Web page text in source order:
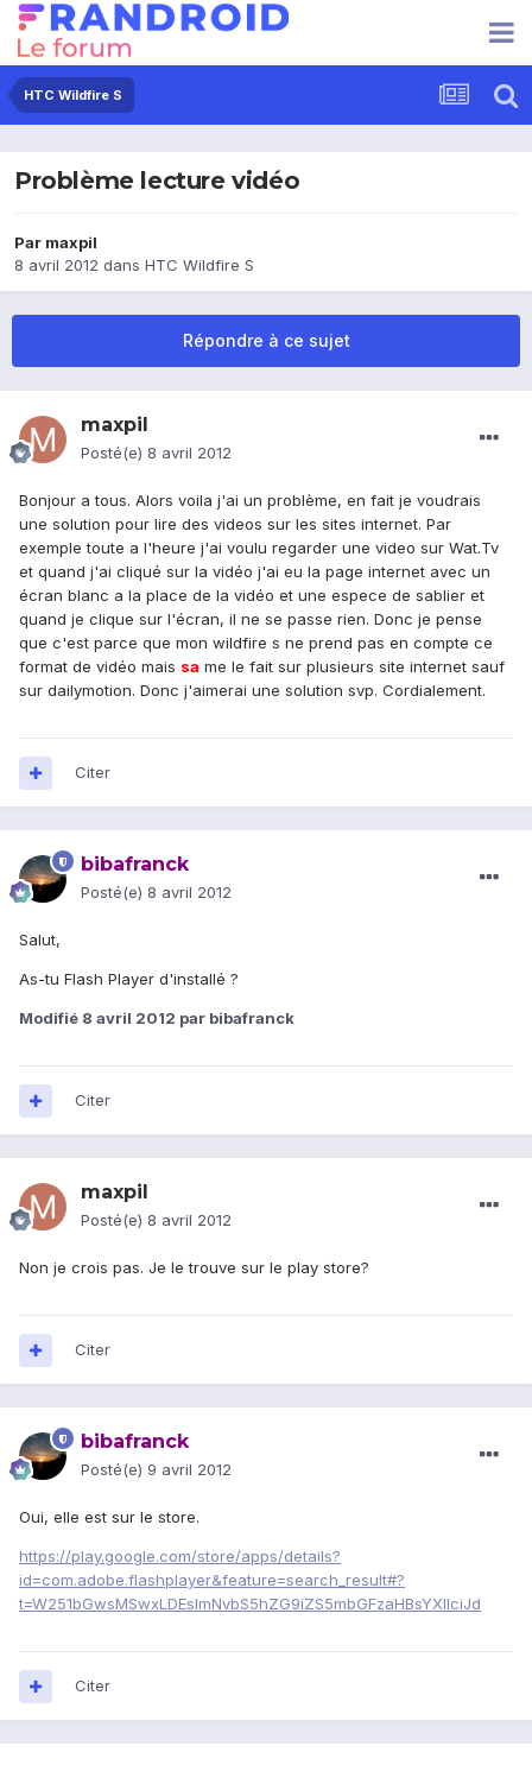
HTC Wildfire S
Problème lecture vidéo
Par maxpil
8 avril 2012 dans HTC Wildfire S
Répondre à ce sujet
maxpil
Posté(e) 8 avril 2012
Bonjour a tous. Alors voila j'ai un problème, en fait je voudrais
une solution pour lire des videos sur les sites internet. Par
exemple toute a l'heure j'ai voulu regarder une video sur Wat.Tv
et quand j'ai cliqué sur la vidéo j'ai eu la page internet avec un
écran blanc a la place de la vidéo et une espece de sablier et
quand je clique sur l'écran, il ne se passe rien. Donc je pense
que c'est parce que mon wildfire s ne prend pas en compte ce
format de vidéo mais sa me le fait sur plusieurs site internet sauf
sur dailymotion. Donc j'aimerai une solution svp. Cordialement.
Citer
bibafranck
Posté(e) 8 avril 2012
Salut,
As-tu Flash Player d'installé ?
Modifié 8 avril 2012 par bibafranck
Citer
maxpil
Posté(e) 8 avril 2012
Non je crois pas. Je le trouve sur le play store?
Citer
bibafranck
Posté(e) 9 avril 2012
Oui, elle est sur le store.
https://play.google.com/store/apps/details?
id=com.adobe.flashplayer&feature=search_result#?
t=W251bGwsMSwxLDEsImNvbS5hZG9iZS5mbGFzaHBsYXllciJd
Citer